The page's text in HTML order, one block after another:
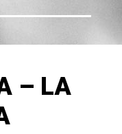
– LA